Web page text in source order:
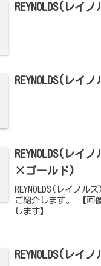
REYNOLDS(レ
REYNOLDS(レイ
REYNOLDS(レ
×ゴールド)
REYNOLDS(レイノ
ご紹介します。 【画
します】
REYNOLDS(レ